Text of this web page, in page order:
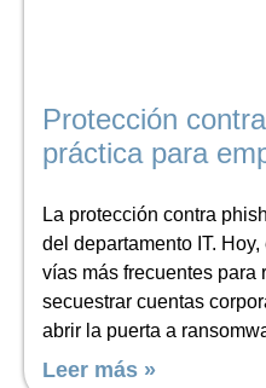
Protección
práctica para
La protección contra
del departamento IT.
vías más frecuentes para
secuestrar cuentas
abrir la puerta a
Leer más »